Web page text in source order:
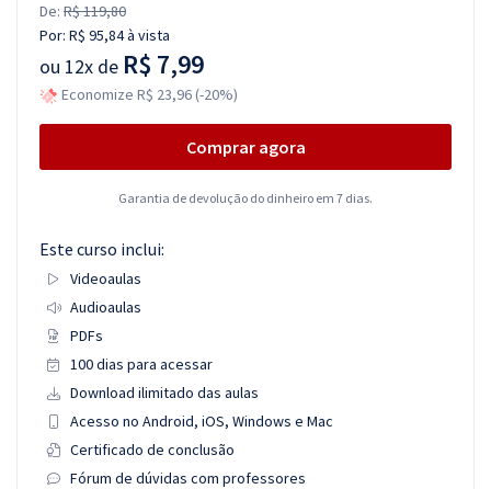
De: R$ 119,80
Por: R$ 95,84à vista
ou 12x de R$ 7,99
Economize R$ 23,96 (-20%)
Comprar agora
Garantia de devolução do dinheiro em 7 dias.
Este curso inclui:
Videoaulas
Audioaulas
PDFs
100 dias para acessar
Download ilimitado das aulas
Acesso no Android, iOS, Windows e Mac
Certificado de conclusão
Fórum de dúvidas com professores